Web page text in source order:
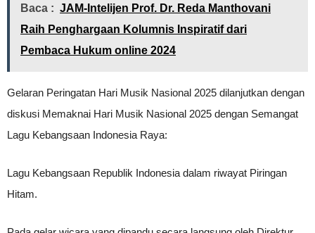
Baca : JAM-Intelijen Prof. Dr. Reda Manthovani
Raih Penghargaan Kolumnis Inspiratif dari
Pembaca Hukum online 2024
Gelaran Peringatan Hari Musik Nasional 2025 dilanjutkan dengan
diskusi Memaknai Hari Musik Nasional 2025 dengan Semangat
Lagu Kebangsaan Indonesia Raya:
Lagu Kebangsaan Republik Indonesia dalam riwayat Piringan
Hitam.